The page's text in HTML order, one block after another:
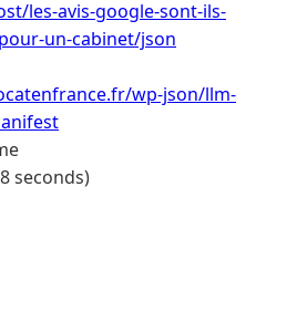
les-avis-google-sont-ils-
un-cabinet/json
wp-json/llm-
seconds)